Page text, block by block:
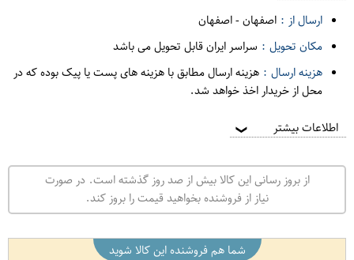
ارسال از : اصفهان-اصفهان
مکان تحویل : سراسر ایران قابل تحویل می باشد
هزینه ارسال : هزینه ارسال مطابق با هزینه های پست یا پیک بوده که در
محل از خریدار اخذ خواهد شد.
اطلاعات بیشتر ❯
از بروز رسانی این کالا بیش از صد روز گذشته است. در صورت
نیاز از فروشنده بخواهید قیمت را بروز کند.
شما هم فروشنده این کالا شوید